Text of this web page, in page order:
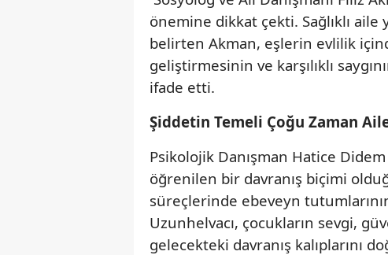
önemine dikkat çekti. Sağlıklı aile
belirten Akman, eşlerin evlilik
geliştirmesinin ve karşılıklı
ifade etti.
Şiddetin Temeli Çoğu Zaman
Psikolojik Danışman Hatice
öğrenilen bir davranış biçimi
süreçlerinde ebeveyn
Uzunhelvacı, çocukların sevgi,
gelecekteki davranış kalıplarını